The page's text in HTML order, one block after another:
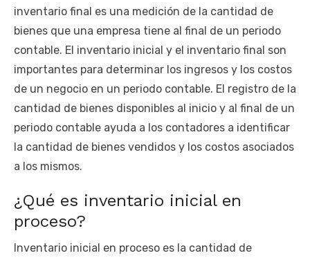
inventario final es una medición de la cantidad de
bienes que una empresa tiene al final de un periodo
contable. El inventario inicial y el inventario final son
importantes para determinar los ingresos y los costos
de un negocio en un periodo contable. El registro de la
cantidad de bienes disponibles al inicio y al final de un
periodo contable ayuda a los contadores a identificar
la cantidad de bienes vendidos y los costos asociados
a los mismos.
¿Qué es inventario inicial en
proceso?
Inventario inicial en proceso es la cantidad de